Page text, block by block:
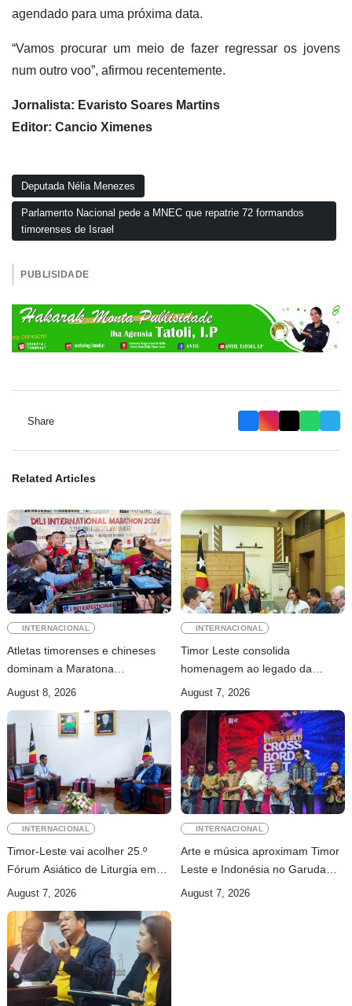
agendado para uma próxima data.
“Vamos procurar um meio de fazer regressar os jovens
num outro voo”, afirmou recentemente.
Jornalista: Evaristo Soares Martins
Editor: Cancio Ximenes
Deputada Nélia Menezes
Parlamento Nacional pede a MNEC que repatrie 72 formandos
timorenses de Israel
PUBLISIDADE
Share
Related Articles
INTERNACIONAL
Atletas timorenses e chineses
dominam a Maratona
Internacional de Díli
August 8, 2026
INTERNACIONAL
Timor Leste consolida
homenagem ao legado da
INTERFET com avanço de
August 7, 2026
INTERNACIONAL
Timor-Leste vai acolher 25.º
Fórum Asiático de Liturgia em
setembro
August 7, 2026
INTERNACIONAL
Arte e música aproximam Timor
Leste e Indonésia no Garuda
Sakti Crossborder Fest 2026
August 7, 2026